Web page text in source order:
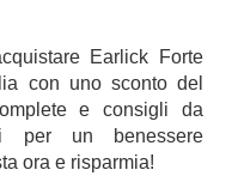
Earlick Forte
con uno sconto del
e consigli da
per un benessere
ora e risparmia!